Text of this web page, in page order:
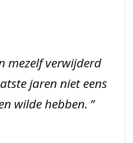
mezelf verwijderd
jaren niet eens
wilde hebben.